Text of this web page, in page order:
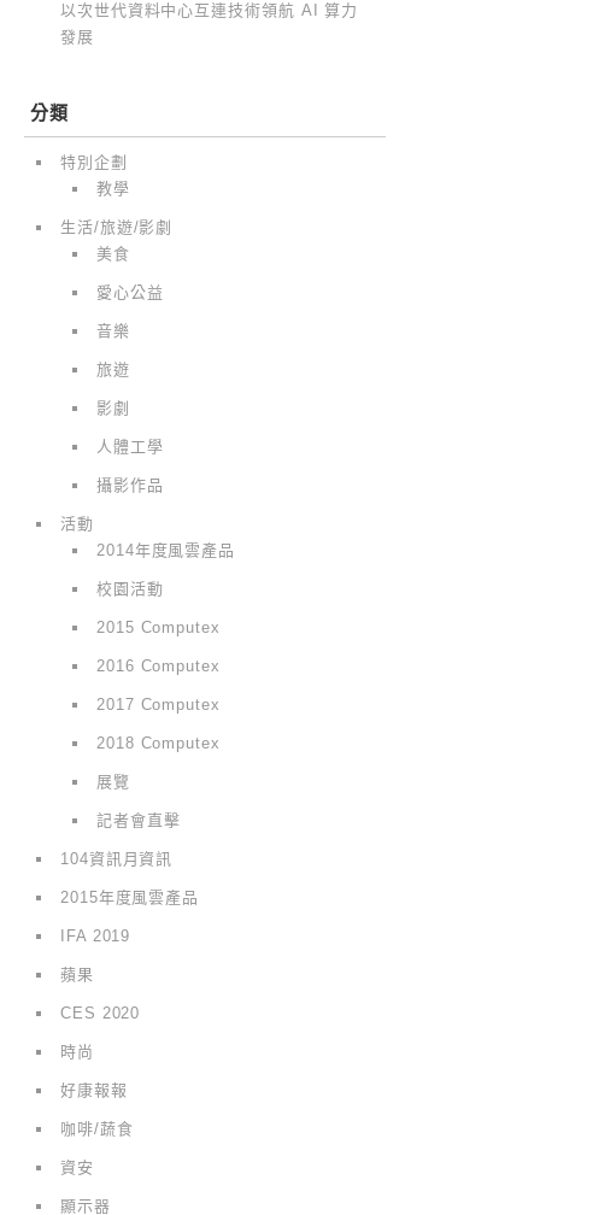
以次世代資料中心互連技術領航 AI 算力
發展
分類
特別企劃
教學
生活/旅遊/影劇
美食
愛心公益
音樂
旅遊
影劇
人體工學
攝影作品
活動
2014年度風雲產品
校園活動
2015 Computex
2016 Computex
2017 Computex
2018 Computex
展覽
記者會直擊
104資訊月資訊
2015年度風雲產品
IFA 2019
蘋果
CES 2020
時尚
好康報報
咖啡/蔬食
資安
顯示器